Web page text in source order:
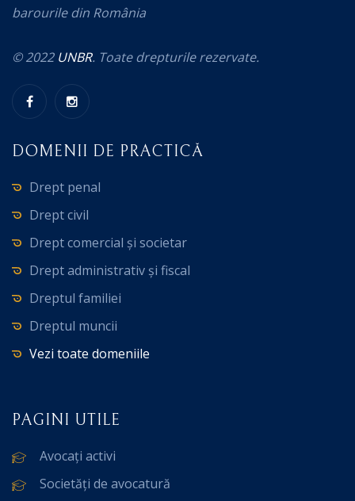
barourile din România
© 2022 UNBR. Toate drepturile rezervate.
DOMENII DE PRACTICĂ
Drept penal
Drept civil
Drept comercial și societar
Drept administrativ și fiscal
Dreptul familiei
Dreptul muncii
Vezi toate domeniile
PAGINI UTILE
Avocați activi
Societăți de avocatură